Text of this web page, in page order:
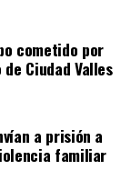
cometido por
Ciudad Valles
a prisión a
familiar